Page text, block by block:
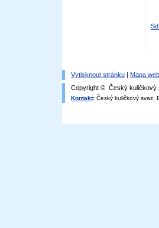
Vytisknout stránku | Mapa
Copyright © Český kuličkový
Kontakt: Český kuličkový svaz,